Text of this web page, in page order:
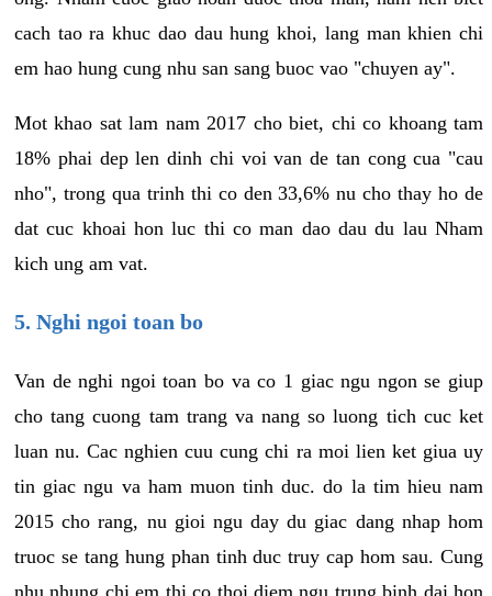
cach tao ra khuc dao dau hung khoi, lang man khien chi
em hao hung cung nhu san sang buoc vao "chuyen ay".
Mot khao sat lam nam 2017 cho biet, chi co khoang tam
18% phai dep len dinh chi voi van de tan cong cua "cau
nho", trong qua trinh thi co den 33,6% nu cho thay ho de
dat cuc khoai hon luc thi co man dao dau du lau Nham
kich ung am vat.
5. Nghi ngoi toan bo
Van de nghi ngoi toan bo va co 1 giac ngu ngon se giup
cho tang cuong tam trang va nang so luong tich cuc ket
luan nu. Cac nghien cuu cung chi ra moi lien ket giua uy
tin giac ngu va ham muon tinh duc. do la tim hieu nam
2015 cho rang, nu gioi ngu day du giac dang nhap hom
truoc se tang hung phan tinh duc truy cap hom sau. Cung
nhu nhung chi em thi co thoi diem ngu trung binh dai hon